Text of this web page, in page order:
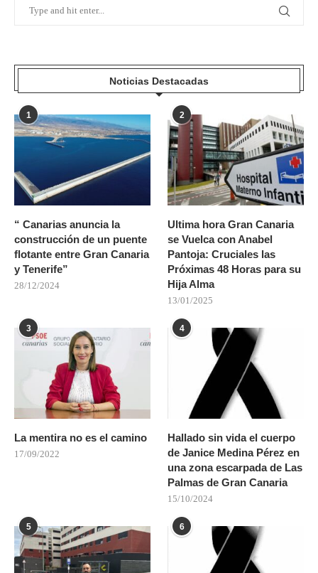
Noticias Destacadas
1
“ Canarias anuncia la
construcción de un puente
flotante entre Gran Canaria
y Tenerife”
28/12/2024
2
Ultima hora Gran Canaria
se Vuelca con Anabel
Pantoja: Cruciales las
Próximas 48 Horas para su
Hija Alma
13/01/2025
3
La mentira no es el camino
17/09/2022
4
Hallado sin vida el cuerpo
de Janice Medina Pérez en
una zona escarpada de Las
Palmas de Gran Canaria
15/10/2024
5 6